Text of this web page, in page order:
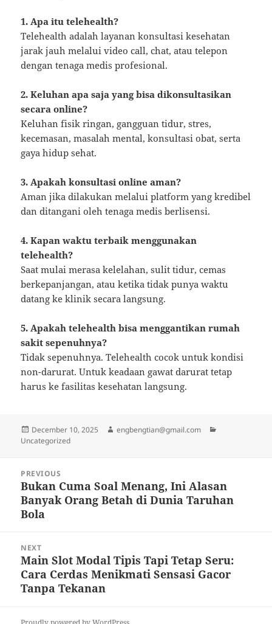
1. Apa itu telehealth?
Telehealth adalah layanan konsultasi kesehatan
jarak jauh melalui video call, chat, atau telepon
dengan tenaga medis profesional.
2. Keluhan apa saja yang bisa dikonsultasikan
secara online?
Keluhan fisik ringan, gangguan tidur, stres,
kecemasan, masalah mental, konsultasi obat, serta
gaya hidup sehat.
3. Apakah konsultasi online aman?
Aman jika dilakukan melalui platform yang kredibel
dan ditangani oleh tenaga medis berlisensi.
4. Kapan waktu terbaik menggunakan
telehealth?
Saat mulai merasa kelelahan, sulit tidur, cemas
berkepanjangan, atau ketika tidak punya waktu
datang ke klinik secara langsung.
5. Apakah telehealth bisa menggantikan rumah
sakit sepenuhnya?
Tidak sepenuhnya. Telehealth cocok untuk kondisi
non-darurat. Untuk keadaan gawat darurat tetap
harus ke fasilitas kesehatan langsung.
Posted
on
December 10, 2025 Author
engbengtian@gmail.com
Uncategorized
navigation
PREVIOUS
Previous
post:
Bukan Cuma Soal Menang, Ini Alasan
Banyak Orang Betah di Dunia Taruhan
Bola
NEXT
Next
post:
Main Slot Modal Tipis Tapi Tetap Seru:
Cara Cerdas Menikmati Sensasi Gacor
Tanpa Tekanan